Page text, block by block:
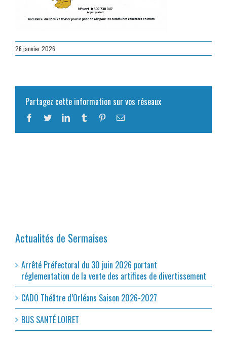
26 janvier 2026
Partagez cette information sur vos réseaux
Facebook
TwitterLinkedInTumblr PinterestEmail
Actualités de Sermaises
Arrêté Préfectoral du 30 juin 2026 portant
réglementation de la vente des artifices de divertissement
CADO Théâtre d’Orléans Saison 2026-2027
BUS SANTÉ LOIRET